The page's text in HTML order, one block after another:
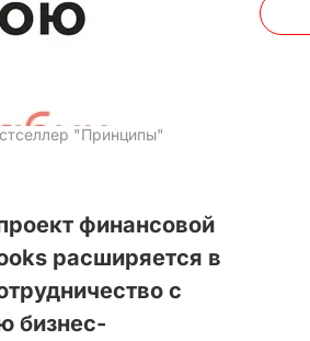
"Принципы"
финансовой
расширяется в
с
бизнес-